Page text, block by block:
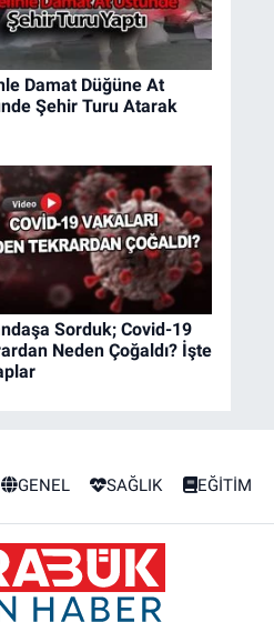
Damat Düğüne At
Şehir Turu Atarak
Sorduk; Covid-19
Neden Çoğaldı? İşte
GENEL SAĞLIK EĞİTİM